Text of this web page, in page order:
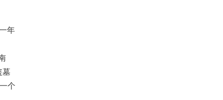
年
墓
个